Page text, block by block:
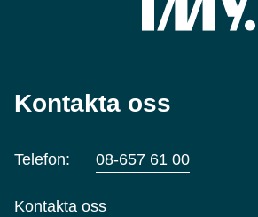
Kontakta oss
Telefon: 08-657 61 00
Kontakta oss